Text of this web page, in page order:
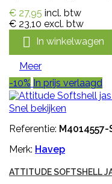
€ 27,95 incl. btw
€ 23,10 excl. btw
 In winkelwagen
Meer
-10% In prijs verlaagd
Snel bekijken
Referentie: M4014557-
Merk: Havep
ATTITUDE SOFTSHELL